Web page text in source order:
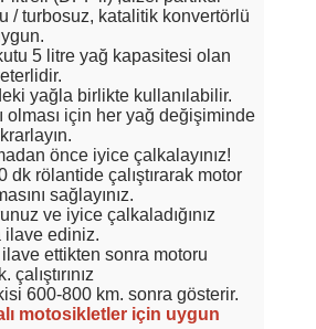
/ turbosuz, katalitik konvertörlü
5 litre yağ kapasitesi olan
yağla birlikte kullanılabilir.
olması için her yağ değişiminde
önce iyice çalkalayınız!
dk rölantide çalıştırarak motor
sağlayınız.
ve iyice çalkaladığınız
ilave ediniz.
ettikten sonra motoru
600-800 km. sonra gösterir.
motosikletler için uygun